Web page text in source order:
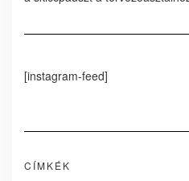
[instagram-feed]
CÍMKÉK